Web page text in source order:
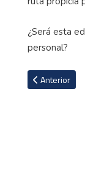
¿Será esta
personal?
Artículo
Anterior